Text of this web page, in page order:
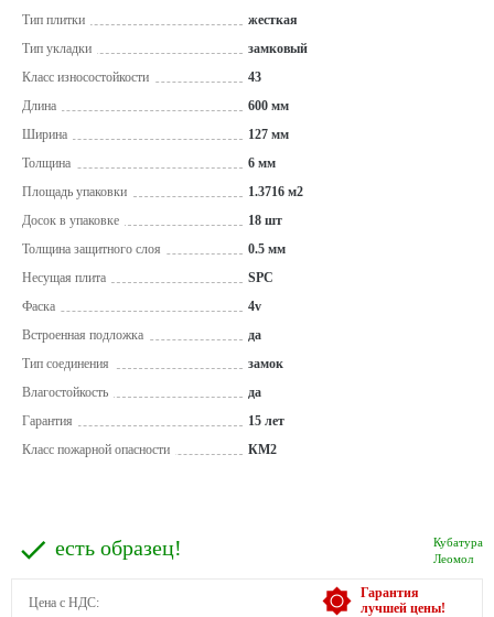
Тип плитки
жесткая
Тип укладки
замковый
Класс износостойкости
43
Длина
600 мм
Ширина
127 мм
Толщина
6 мм
Площадь упаковки
1.3716 м2
Досок в упаковке
18 шт
Толщина защитного слоя
0.5 мм
Несущая плита
SPC
Фаска
4v
Встроенная подложка
да
Тип соединения
замок
Влагостойкость
да
Гарантия
15 лет
Класс пожарной опасности
КМ2
Кубатура
Леомол
есть образец!
Гарантия
лучшей цены!
Цена с НДС: